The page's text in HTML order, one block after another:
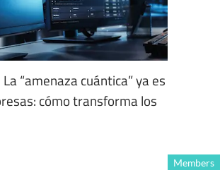
La “amenaza cuántica” ya es
cómo transforma los
Members